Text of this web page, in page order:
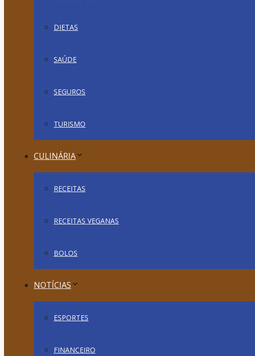
DIETAS
SAÚDE
SEGUROS
TURISMO
CULINÁRIA
RECEITAS
RECEITAS VEGANAS
BOLOS
NOTÍCIAS
ESPORTES
FINANCEIRO